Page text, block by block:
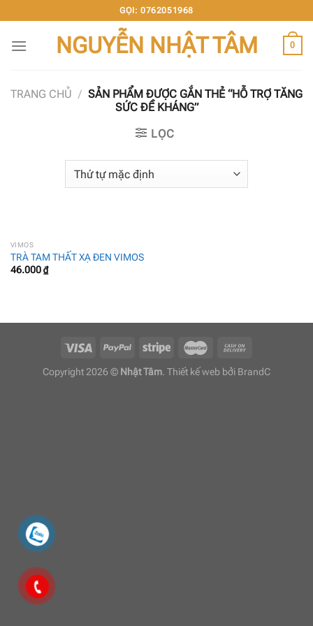
đến
nội
GỌI: 0762051968
NGUYỄN NHẬT TÂM 0
TRANG CHỦ / SẢN PHẨM ĐƯỢC GẮN THẺ “HỖ TRỢ TĂNG
SỨC ĐỀ KHÁNG”
LỌC
VIMOS
TRÀ TAM THẤT XẠ ĐEN VIMOS
46.000₫
Copyright 2026 © Nhật Tâm. Thiết kế web bởi BrandC